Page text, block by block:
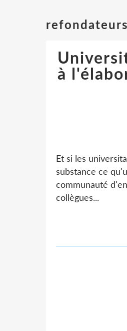
refondateurs
à
Et si les
substance ce
communauté
collègues...